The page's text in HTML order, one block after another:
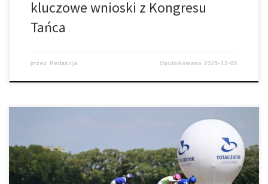
kluczowe wnioski z Kongresu
Tańca
przez Redakcja Opublikowano 2025-12-08
6 lipca emocje na warszawskim Torze Wyścigów Konnych